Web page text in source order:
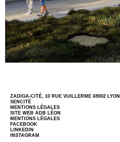
ZADIGA-CITÉ, 10 RUE VUILLERME 69002 LYON
SENCITÉ
MENTIONS LÉGALES
SITE WEBADB LÉON
MENTIONS LÉGALES
FACEBOOK
LINKEDIN
INSTAGRAM